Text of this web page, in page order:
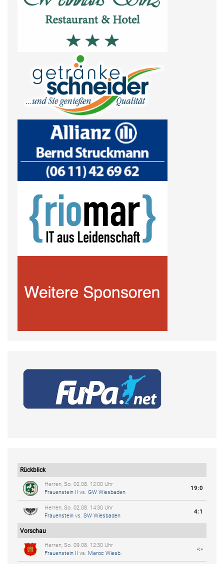
Rückblick
Herren, So. 02.08. 12:00 Uhr
Frauenstein II vs. GW Wiesbaden
19:0
Herren, So. 02.08. 14:30 Uhr
Frauenstein vs. SW Wiesbaden
4:1
Vorschau
Herren, So. 09.08. 12:30 Uhr
Frauenstein II vs. Maroc Wiesb.
-:-